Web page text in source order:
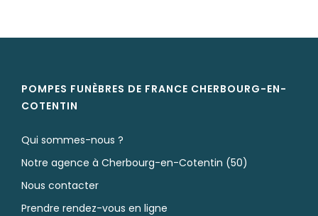
POMPES FUNÈBRES DE FRANCE CHERBOURG-EN-
COTENTIN
Qui sommes-nous ?
Notre agence à Cherbourg-en-Cotentin (50)
Nous contacter
Prendre rendez-vous en ligne